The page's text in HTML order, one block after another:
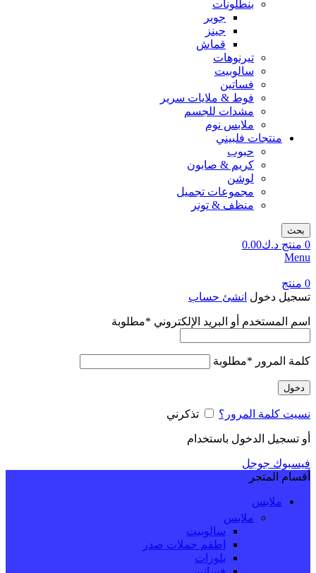
بنطلونات
جوبر
جينز
قماش
تيرنوهات
سالوبيت
فساتين
فوط & ملايات سرير
مشدات للجسم
ملابس نوم
منتجات فلبيني
حبوب
كريم & صابون
لوشن
مجموعات تجميل
منظف & تونر
بحث
0 منتج د.ك0.00
Menu
0 منتج
تسجيل دخول انشئ حساب
اسم المستخدم أو البريد الإلكتروني *مطلوبة
كلمة المرور *مطلوبة
دخول
نسيت كلمة المرور؟ تذكرني
أو تسجيل الدخول باستخدام
فيسبوك جوجل
أقسام المتجر
ملابس
ملابس
سالوبيت
اطقم حملات صدر
بلوزات